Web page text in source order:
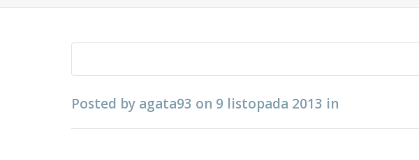
Posted by agata93 on 9 listopada 2013 in